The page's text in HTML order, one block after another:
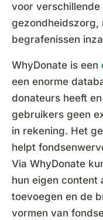
voor verschillende
gezondheidszorg,
begrafenissen
WhyDonate is een
een enorme
donateurs heeft
gebruikers geen
in rekening. Het
helpt
Via WhyDonate
hun eigen content
toevoegen en de
vormen van